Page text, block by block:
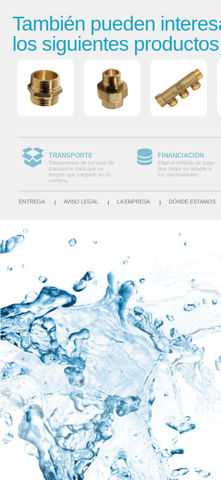
También pueden
los siguientes productos
TRANSPORTE
Disponemos de servicio de
transporte para que no
tengas que cargarte en tu
compra.
FINANCIACIÓN
Elige el método de pago
que mejor se adapte a
tus necesidades.
ENTREGA AVISO LEGAL LA EMPRESA DÓNDE ESTAMOS